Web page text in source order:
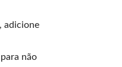
adicione
não